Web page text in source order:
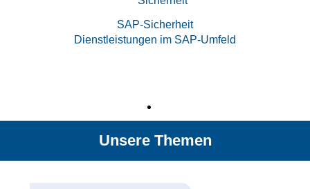
SAP-Sicherheit
Dienstleistungen im SAP-Umfeld
Unsere Themen